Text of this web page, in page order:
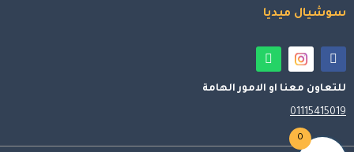
سوشيال ميديا
للتعاون معنا او الامور الهامة
01115415019
0